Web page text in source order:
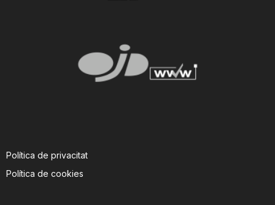
g
Política de privacitat
Política de cookies